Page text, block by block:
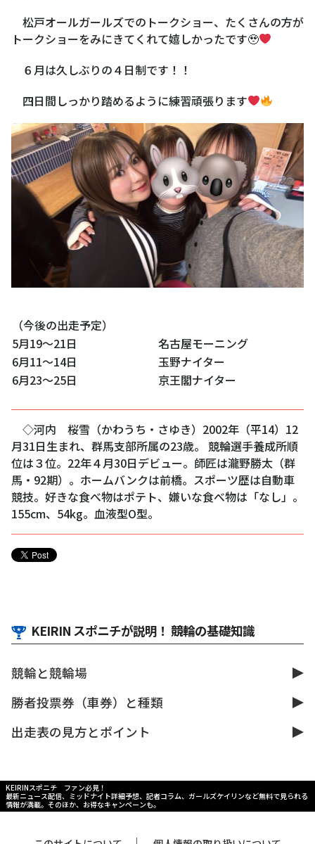
松戸オールガールズでのトークショー、たくさんの方が
トークショーをみにきてくれて嬉しかったです🥹
６月は久しぶりの４日制です！！
四日間しっかり踏めるように練習頑張ります
（今後の出走予定）
5月19～21日
名古屋モーニング
6月11～14日
玉野ナイター
6月23～25日
京王閣ナイター
◇河内 桜雪（かわうち・さゆき）2002年（平14）12
月31日生まれ、群馬支部所属の23歳。 競輪選手養成所順
位は３位。22年４月30日デビュー。師匠は瀧野勝太（群
馬・92期）。ホームバンクは前橋。スポーツ歴は自動車
競技。好きな食べ物はポテト、嫌いな食べ物は「なし」。
155cm、54kg。血液型O型。
KEIRIN スポニチが説明！ 競輪の基礎知識
競輪と競輪場
勝者投票券（車券）と種類
出走表の見方とポイント
KEIRINスポニチ ファン必見！
最新ニュース配信、ミッドナイト詳細予想、記者コラム、ガールズケイリンなど無料で見られる
情報が満載。そのほか、お得なキャンペーンも。